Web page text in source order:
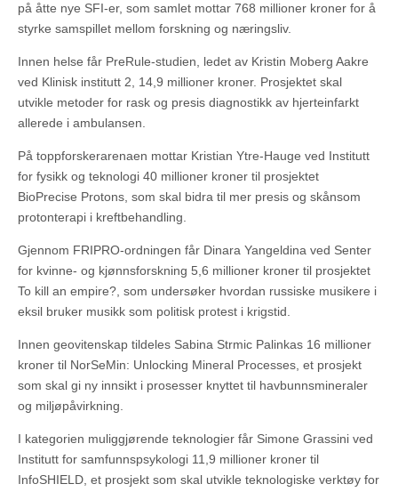
på åtte nye SFI-er, som samlet mottar 768 millioner kroner for å
styrke samspillet mellom forskning og næringsliv.
Innen helse får PreRule-studien, ledet av Kristin Moberg Aakre
ved Klinisk institutt 2, 14,9 millioner kroner. Prosjektet skal
utvikle metoder for rask og presis diagnostikk av hjerteinfarkt
allerede i ambulansen.
På toppforskerarenaen mottar Kristian Ytre-Hauge ved Institutt
for fysikk og teknologi 40 millioner kroner til prosjektet
BioPrecise Protons, som skal bidra til mer presis og skånsom
protonterapi i kreftbehandling.
Gjennom FRIPRO-ordningen får Dinara Yangeldina ved Senter
for kvinne- og kjønnsforskning 5,6 millioner kroner til prosjektet
To kill an empire?, som undersøker hvordan russiske musikere i
eksil bruker musikk som politisk protest i krigstid.
Innen geovitenskap tildeles Sabina Strmic Palinkas 16 millioner
kroner til NorSeMin: Unlocking Mineral Processes, et prosjekt
som skal gi ny innsikt i prosesser knyttet til havbunnsmineraler
og miljøpåvirkning.
I kategorien muliggjørende teknologier får Simone Grassini ved
Institutt for samfunnspsykologi 11,9 millioner kroner til
InfoSHIELD, et prosjekt som skal utvikle teknologiske verktøy for